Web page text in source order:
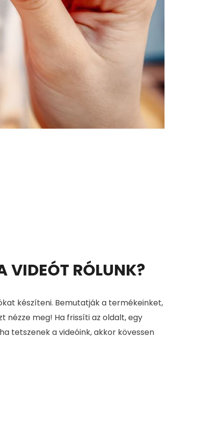
VIDEÓT RÓLUNK?
készíteni. Bemutatják a termékeinket,
nézze meg! Ha frissíti az oldalt, egy
tetszenek a videóink, akkor kövessen